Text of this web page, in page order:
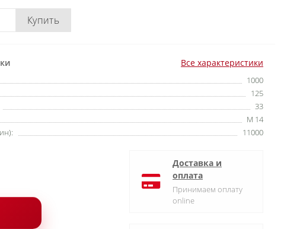
Купить
Все характеристики
1000
125
33
M 14
11000
Доставка и
оплата
Принимаем оплату
online